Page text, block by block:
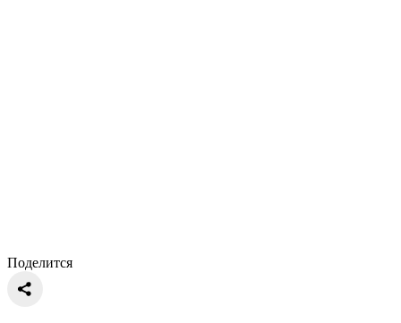
Поделится